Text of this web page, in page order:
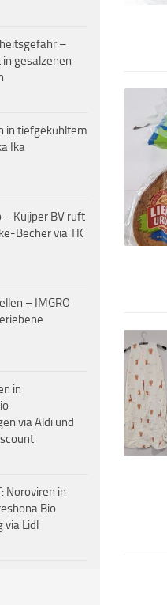
–
gesalzenen
in tiefgekühltem
Ika
– Kuijper BV ruft
Becher via TK
– IMGRO
in
via Aldi und
Noroviren in
Bio
via Lidl